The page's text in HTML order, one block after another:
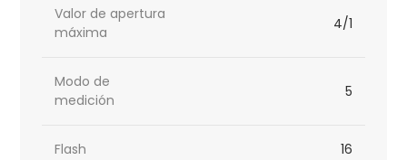
Valor de apertura
máxima
4/1
Modo de
medición
5
Flash 16